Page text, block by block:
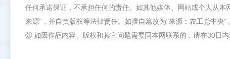
任何承诺保证，不承担任何的责任。如其他媒体、网站或个人从
来源"，并自负版权等法律责任。如擅自篡改为"来源：农工党中央"
③ 如因作品内容、版权和其它问题需要同本网联系的，请在30日